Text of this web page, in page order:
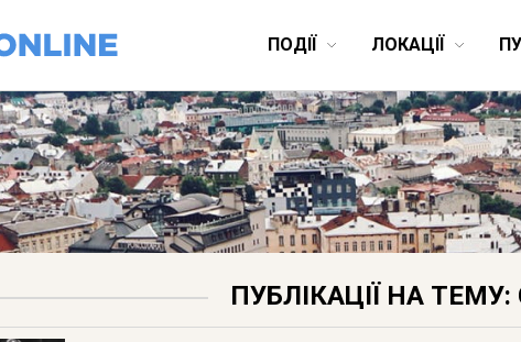
ПОДІЇ ЛОКАЦІЇ
ПУБЛІКАЦІЇ НА